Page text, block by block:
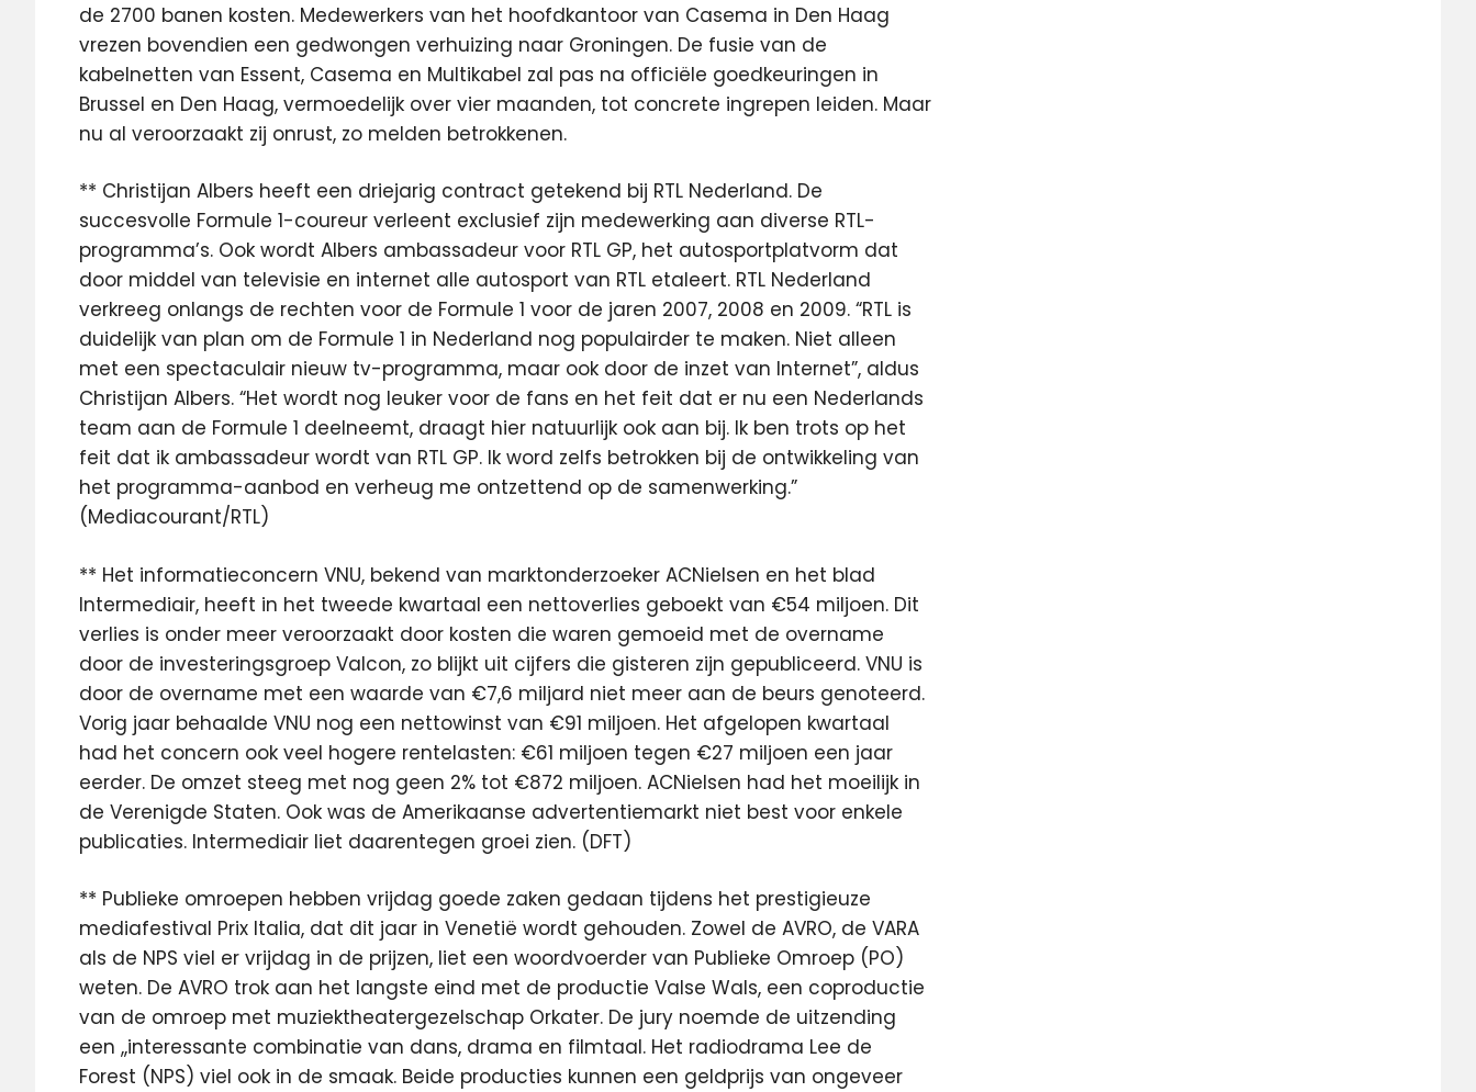
de 2700 banen kosten. Medewerkers van het hoofdkantoor van Casema in Den Haag
vrezen bovendien een gedwongen verhuizing naar Groningen. De fusie van de
kabelnetten van Essent, Casema en Multikabel zal pas na officiële goedkeuringen in
Brussel en Den Haag, vermoedelijk over vier maanden, tot concrete ingrepen leiden. Maar
nu al veroorzaakt zij onrust, zo melden betrokkenen.
** Christijan Albers heeft een driejarig contract getekend bij RTL Nederland. De
succesvolle Formule 1-coureur verleent exclusief zijn medewerking aan diverse RTL-
programma’s. Ook wordt Albers ambassadeur voor RTL GP, het autosportplatvorm dat
door middel van televisie en internet alle autosport van RTL etaleert. RTL Nederland
verkreeg onlangs de rechten voor de Formule 1 voor de jaren 2007, 2008 en 2009. “RTL is
duidelijk van plan om de Formule 1 in Nederland nog populairder te maken. Niet alleen
met een spectaculair nieuw tv-programma, maar ook door de inzet van Internet”, aldus
Christijan Albers. “Het wordt nog leuker voor de fans en het feit dat er nu een Nederlands
team aan de Formule 1 deelneemt, draagt hier natuurlijk ook aan bij. Ik ben trots op het
feit dat ik ambassadeur wordt van RTL GP. Ik word zelfs betrokken bij de ontwikkeling van
het programma-aanbod en verheug me ontzettend op de samenwerking.”
(Mediacourant/RTL)
** Het informatieconcern VNU, bekend van marktonderzoeker ACNielsen en het blad
Intermediair, heeft in het tweede kwartaal een nettoverlies geboekt van €54 miljoen. Dit
verlies is onder meer veroorzaakt door kosten die waren gemoeid met de overname
door de investeringsgroep Valcon, zo blijkt uit cijfers die gisteren zijn gepubliceerd. VNU is
door de overname met een waarde van €7,6 miljard niet meer aan de beurs genoteerd.
Vorig jaar behaalde VNU nog een nettowinst van €91 miljoen. Het afgelopen kwartaal
had het concern ook veel hogere rentelasten: €61 miljoen tegen €27 miljoen een jaar
eerder. De omzet steeg met nog geen 2% tot €872 miljoen. ACNielsen had het moeilijk in
de Verenigde Staten. Ook was de Amerikaanse advertentiemarkt niet best voor enkele
publicaties. Intermediair liet daarentegen groei zien. (DFT)
** Publieke omroepen hebben vrijdag goede zaken gedaan tijdens het prestigieuze
mediafestival Prix Italia, dat dit jaar in Venetië wordt gehouden. Zowel de AVRO, de VARA
als de NPS viel er vrijdag in de prijzen, liet een woordvoerder van Publieke Omroep (PO)
weten. De AVRO trok aan het langste eind met de productie Valse Wals, een coproductie
van de omroep met muziektheatergezelschap Orkater. De jury noemde de uitzending
een ,,interessante combinatie van dans, drama en filmtaal. Het radiodrama Lee de
Forest (NPS) viel ook in de smaak. Beide producties kunnen een geldprijs van ongeveer